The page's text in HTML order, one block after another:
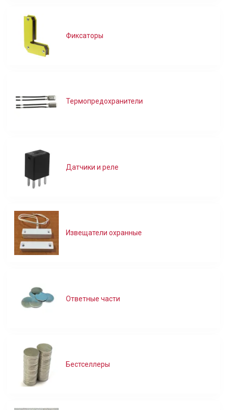
Фиксаторы
Термопредохранители
Датчики и реле
Извещатели охранные
Ответные части
Бестселлеры